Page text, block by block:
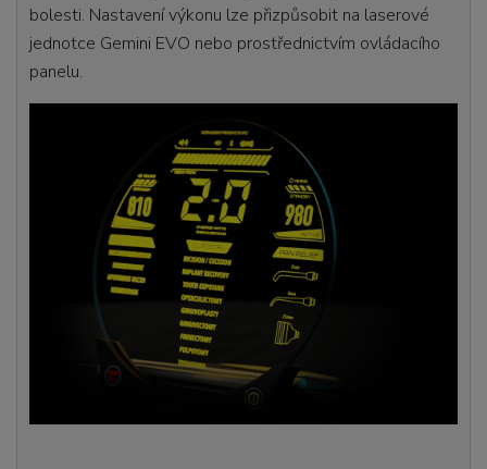
bolesti. Nastavení výkonu lze přizpůsobit na laserové
jednotce Gemini EVO nebo prostřednictvím ovládacího
panelu.